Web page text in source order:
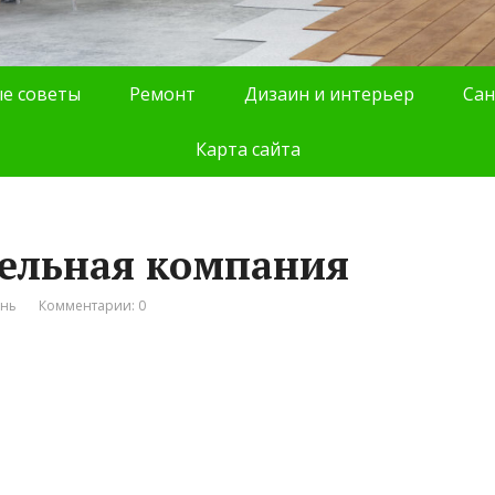
советы Ремонт Дизаин и интерьер
Карта сайта
компания
Комментарии: 0